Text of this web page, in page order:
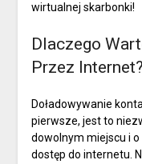
wirtualnej skarbonki!
Dlaczego
Przez Internet?
Doładowywanie
pierwsze, jest to
dowolnym miejscu i
dostęp do internetu.